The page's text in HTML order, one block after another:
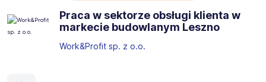
Praca w sektorze obsługi klienta w
markecie budowlanym Leszno
Work&Profit sp. z o.o.